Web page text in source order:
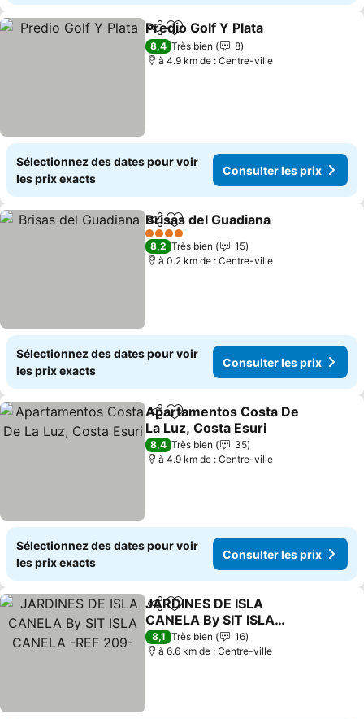
PartagerAjouter à mes favoris
Predio Golf Y Plata
8,4 Très bien
8
à 4.9 km de : Centre-ville
Sélectionnez des dates pour voir
les prix exacts
Consulter les prix
PartagerAjouter à mes favoris
Brisas del Guadiana
4 Étoiles
8,2 Très bien
15
à 0.2 km de : Centre-ville
Sélectionnez des dates pour voir
les prix exacts
Consulter les prix
PartagerAjouter à mes favoris
Apartamentos Costa De
La Luz, Costa Esuri
8,4 Très bien
35
à 4.9 km de : Centre-ville
Sélectionnez des dates pour voir
les prix exacts
Consulter les prix
PartagerAjouter à mes favoris
JARDINES DE ISLA
CANELA By SIT ISLA
CANELA -REF 209-
8,1 Très bien
16
à 6.6 km de : Centre-ville